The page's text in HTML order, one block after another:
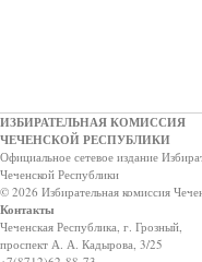
ИЗБИРАТЕЛЬНАЯ КОМИССИЯ
ЧЕЧЕНСКОЙ РЕСПУБЛИКИ
Официальное сетевое издание
Чеченской Республики
© 2026 Избирательная комиссия
Контакты
Чеченская Республика, г. Грозный,
проспект А. А. Кадырова, 3/25